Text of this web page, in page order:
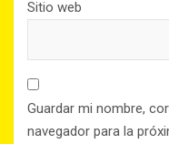
Sitio web
Guardar mi nombre,
navegador para la